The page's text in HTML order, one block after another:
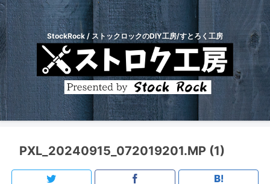
StockRock / ストックロックのDIY工房/すとろく工房
PXL_20240915_072019201.MP (1)